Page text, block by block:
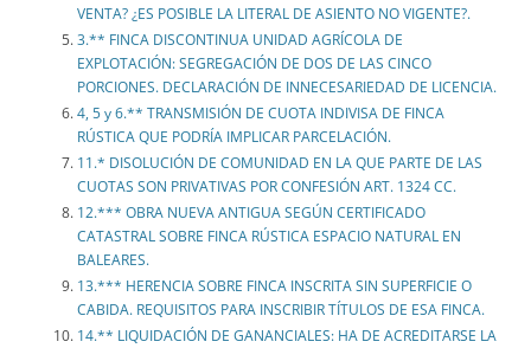
VENTA? ¿ES POSIBLE LA LITERAL DE ASIENTO NO VIGENTE?.
3.** FINCA DISCONTINUA UNIDAD AGRÍCOLA DE
EXPLOTACIÓN: SEGREGACIÓN DE DOS DE LAS CINCO
PORCIONES. DECLARACIÓN DE INNECESARIEDAD DE LICENCIA.
4, 5 y 6.** TRANSMISIÓN DE CUOTA INDIVISA DE FINCA
RÚSTICA QUE PODRÍA IMPLICAR PARCELACIÓN.
11.* DISOLUCIÓN DE COMUNIDAD EN LA QUE PARTE DE LAS
CUOTAS SON PRIVATIVAS POR CONFESIÓN ART. 1324 CC.
12.*** OBRA NUEVA ANTIGUA SEGÚN CERTIFICADO
CATASTRAL SOBRE FINCA RÚSTICA ESPACIO NATURAL EN
BALEARES.
13.*** HERENCIA SOBRE FINCA INSCRITA SIN SUPERFICIE O
CABIDA. REQUISITOS PARA INSCRIBIR TÍTULOS DE ESA FINCA.
14.** LIQUIDACIÓN DE GANANCIALES: HA DE ACREDITARSE LA